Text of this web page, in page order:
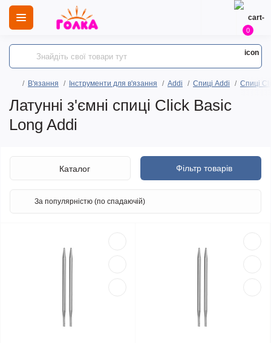
0
В'язання Інструменти для в'язання Addi Спиці Addi Спиці
Латунні з'ємні спиці Click Basic
Long Addi
Фільтр товарів
Каталог